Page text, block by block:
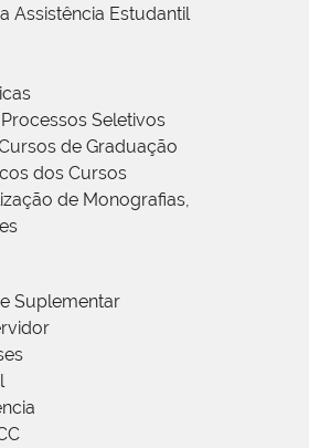
Assistência Estudantil
Seletivos
de Graduação
dos Cursos
de Monografias,
Suplementar